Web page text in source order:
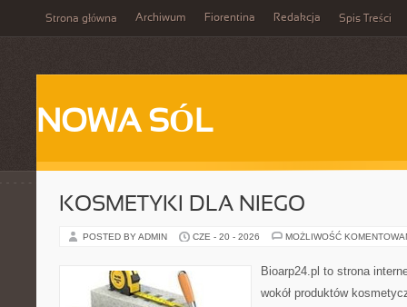
Strona główna Archiwum Fiorentina Redakcja Spis Treści
NOWA SÓL
KOSMETYKI DLA NIEGO
POSTED BY ADMIN CZE - 20 - 2026 MOŻLIWOŚĆ
Bioarp24.pl to strona
wokół produktów